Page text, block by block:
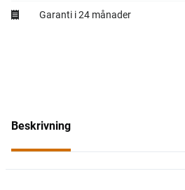
Garanti i 24 månader
Beskrivning